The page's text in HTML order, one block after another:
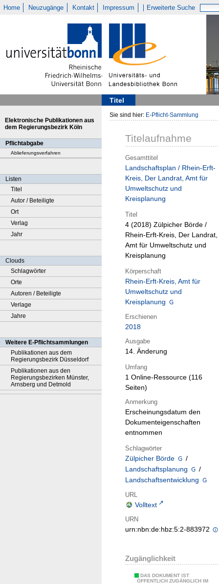
Home Neuzugänge Kontakt Impressum Erweiterte Suche
Titel
Elektronische Publikationen aus
dem Regierungsbezirk Köln
Pflichtabgabe
Ablieferungsverfahren
Listen
Titel
Autor / Beteiligte
Ort
Verlag
Jahr
Clouds
Schlagwörter
Orte
Autoren / Beteiligte
Verlage
Jahre
Weitere E-Pflichtsammlungen
Publikationen aus dem
Regierungsbezirk Düsseldorf
Publikationen aus den
Regierungsbezirken Münster,
Arnsberg und Detmold
Sie sind hier: E-Pflicht-Sammlung
Titelaufnahme
Gesamttitel
Landschaftsplan / Rhein-Erft-
Kreis, Der Landrat, Amt für
Umweltschutz und
Kreisplanung
Titel
4 (2018) Zülpicher Börde /
Rhein-Erft-Kreis, Der Landrat,
Amt für Umweltschutz und
Kreisplanung
Körperschaft
Rhein-Erft-Kreis, Amt für
Umweltschutz und
Kreisplanung
Erschienen
2018
Ausgabe
14. Änderung
Umfang
1 Online-Ressource (116
Seiten)
Anmerkung
Erscheinungsdatum den
Dokumenteigenschaften
entnommen
Schlagwörter
Zülpicher Börde
/
Landschaftsplanung
/
Landschaftsentwicklung
URL
Volltext
URN
urn:nbn:de:hbz:5:2-883972
Zugänglichkeit
DAS DOKUMENT IST
ÖFFENTLICH ZUGÄNGLICH IM